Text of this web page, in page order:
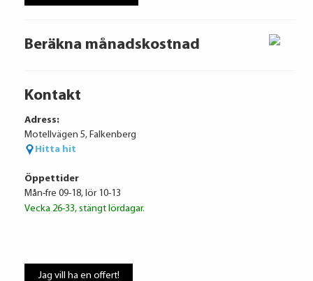
Beräkna månadskostnad
Kontakt
Adress:
Motellvägen 5, Falkenberg
Hitta hit
Öppettider
Mån-fre 09-18, lör 10-13
Vecka 26-33, stängt lördagar.
Jag vill ha en offert!